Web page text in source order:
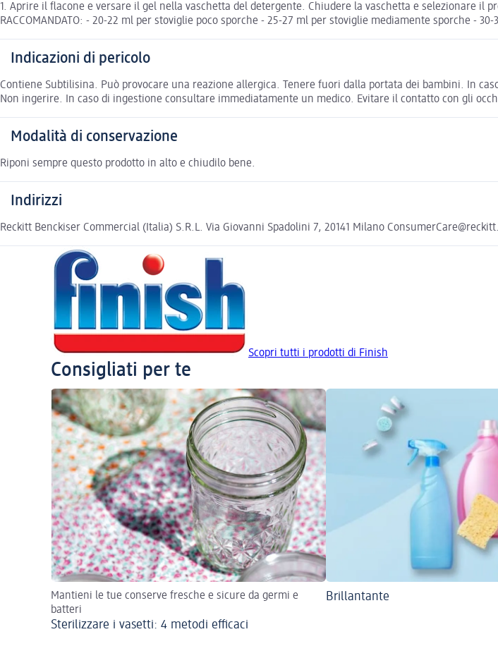
1. Aprire il flacone e versare il gel nella vaschetta del detergente. Chiudere la vaschetta e selezionare il
RACCOMANDATO: - 20-22 ml per stoviglie poco sporche - 25-27 ml per stoviglie mediamente sporche -
Indicazioni di pericolo
Contiene Subtilisina. Può provocare una reazione allergica. Tenere fuori dalla portata dei bambini. In
Non ingerire. In caso di ingestione consultare immediatamente un medico. Evitare il contatto con gli
Modalità di conservazione
Riponi sempre questo prodotto in alto e chiudilo bene.
Indirizzi
Reckitt Benckiser Commercial (Italia) S.R.L. Via Giovanni Spadolini 7, 20141 Milano
Scopri tutti i prodotti di Finish
Consigliati per te
Mantieni le tue conserve fresche e sicure da germi e
batteri
Sterilizzare i vasetti: 4 metodi efficaci
Brillantante